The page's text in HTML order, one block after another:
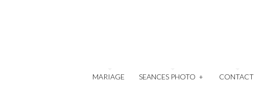
MARIAGE SEANCES PHOTO + CONTACT